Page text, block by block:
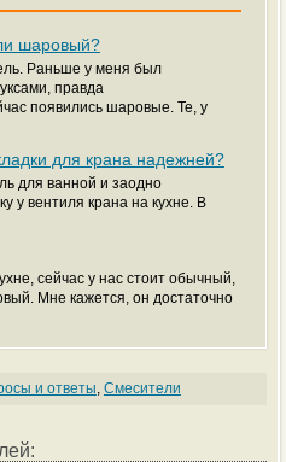
шаровый?
Раньше у меня был
правда
появились шаровые. Те, у
для крана надежней?
для ванной и заодно
у вентиля крана на кухне. В
сейчас у нас стоит обычный,
Мне кажется, он достаточно
и ответы, Смесители